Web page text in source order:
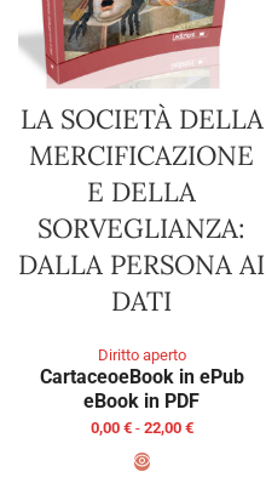
LA SOCIETÀ DELLA
MERCIFICAZIONE
E DELLA
SORVEGLIANZA:
DALLA PERSONA AI
DATI
Diritto aperto
CartaceoeBook in ePub
eBook in PDF
0,00 € - 22,00 €